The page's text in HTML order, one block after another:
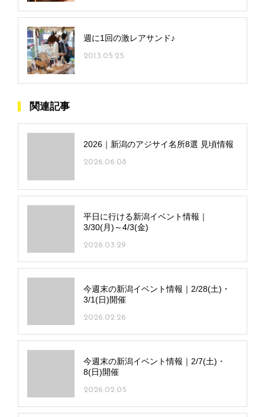
週に1回の激レアサンド♪
2013.05.25
関連記事
2026｜新潟のアジサイ名所8選 見頃情報
2026.06.08
平日に行ける新潟イベント情報｜
3/30(月)～4/3(金)
2026.03.29
今週末の新潟イベント情報｜2/28(土)・
3/1(日)開催
2026.02.26
今週末の新潟イベント情報｜2/7(土)・
8(日)開催
2026.02.05